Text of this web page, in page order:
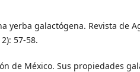
yerba galactógena. Revista de
57-58.
de México. Sus propiedades